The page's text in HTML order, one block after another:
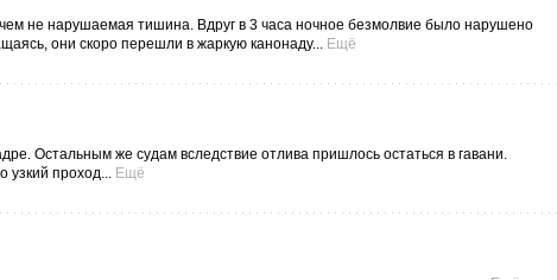
не нарушаемая тишина. Вдруг в 3 часа ночное безмолвие было нарушено
они скоро перешли в жаркую канонаду... Ещё
Остальным же судам вследствие отлива пришлось остаться в гавани.
узкий проход... Ещё